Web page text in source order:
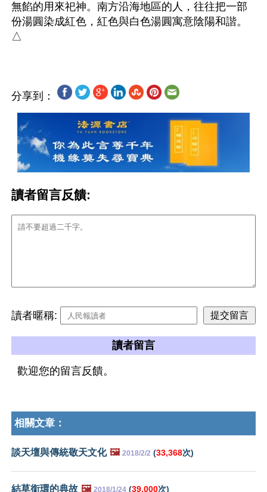
無餡的用來祀神。南方沿海地區的人，往往把一部
份湯圓染成紅色，紅色與白色湯圓寓意陰陽和諧。
分享到：
讀者留言反饋:
讀者暱稱:
讀者留言
歡迎您的留言反饋。
相關文章：
談天壇與傳統敬天文化 🖼️ 2018/2/2 (33,368次)
結草銜環的典故 🖼️ 2018/1/24 (39,000次)